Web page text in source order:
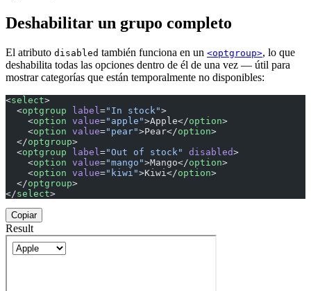
Deshabilitar un grupo completo
El atributo disabled también funciona en un <optgroup>, lo que
deshabilita todas las opciones dentro de él de una vez — útil para
mostrar categorías que están temporalmente no disponibles:
<select>
  <
optgroup label ="In stock">
    <
option value="apple">Apple</option>
    <
option value="pear">Pear</option>
  </
optgroup>
  <
optgroup label ="Out of stock" disabled>
    <
option value="mango">Mango</option>
    <
option value="kiwi">Kiwi</option>
  </
optgroup>
</select>
Copiar
Result